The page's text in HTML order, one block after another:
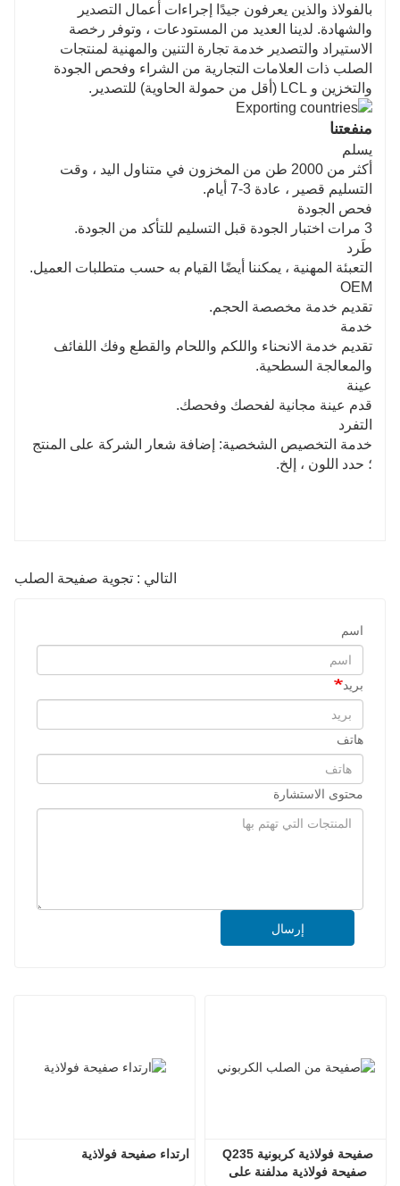
بالفولاذ والذين يعرفون جيدًا إجراءات أعمال التصدير
والشهادة. لدينا العديد من المستودعات ، وتوفر رخصة
الاستيراد والتصدير خدمة تجارة التنين والمهنية لمنتجات
الصلب ذات العلامات التجارية من الشراء وفحص الجودة
والتخزين و LCL (أقل من حمولة الحاوية) للتصدير.
منفعتنا
يسلم
أكثر من 2000 طن من المخزون في متناول اليد ، وقت
التسليم قصير ، عادة 3-7 أيام.
فحص الجودة
3 مرات اختبار الجودة قبل التسليم للتأكد من الجودة.
طَرد
التعبئة المهنية ، يمكننا أيضًا القيام به حسب متطلبات العميل.
OEM
تقديم خدمة مخصصة الحجم.
خدمة
تقديم خدمة الانحناء واللكم واللحام والقطع وفك اللفائف
والمعالجة السطحية.
عينة
قدم عينة مجانية لفحصك وفحصك.
التفرد
خدمة التخصيص الشخصية: إضافة شعار الشركة على المنتج
؛ حدد اللون ، إلخ.
التالي : تجوية صفيحة الصلب
اسم
بريد
هاتف
محتوى الاستشارة
إرسال
ارتداء صفيحة فولاذية